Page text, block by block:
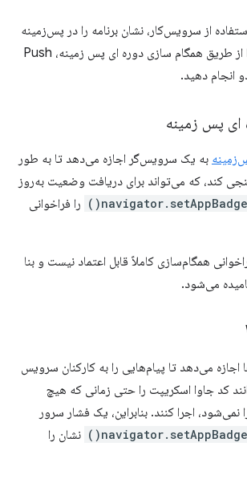
از سرویس‌کار، نشان برنامه را در پس‌زمینه
تنظیم کنید. این کار را از طریق همگام سازی دوره ای پس زمینه، Push
ای پس زمینه
به یک سرویس‌گر اجازه می‌دهد تا به طور
کند، که می‌تواند برای دریافت وضعیت به‌روز
navigator.setAppBadge()
را فراخوانی
همگام‌سازی کاملاً قابل اعتماد نیست و بنا
می‌شود.
اجازه می‌دهد تا پیام‌هایی را به کارکنان سرویس
کد جاوا اسکریپت را حتی زمانی که هیچ
اجرا کنند. بنابراین، یک فشار سرور
navigator.setAppBadge()
نشان را